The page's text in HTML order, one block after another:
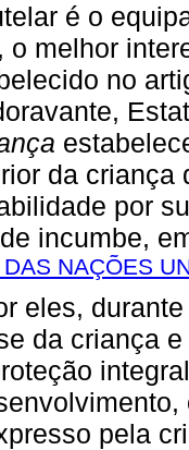
é o
o melhor
no
da
por
incumbe,
NAÇÕES
eles,
da criança
pela